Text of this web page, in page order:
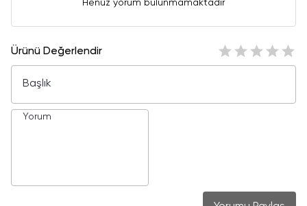
Henüz yorum bulunmamaktadır
Ürünü Değerlendir